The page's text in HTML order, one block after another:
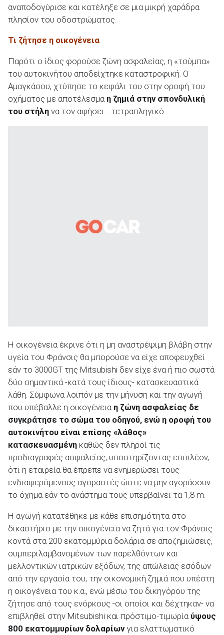
Μεταχειρισμένα
αναποδογύρισε και κατέληξε σε μια μικρή χαράδρα
πλησίον του οδοστρώματος.
Τι ζήτησε η οικογένεια
Παρότι ο ίδιος φορούσε ζώνη ασφαλείας, η «τούμπα»
του αυτοκινήτου αποδείχτηκε καταστροφική. Ο
Αμαγκάσου, χτύπησε το κεφάλι του στην οροφή του
οχήματος με αποτέλεσμα η ζημιά στην σπονδυλική
του στήλη να τον αφήσει… τετραπληγικό.
Η οικογένεια έκρινε ότι η μη αναστρέψιμη βλάβη στην
υγεία του Φράνσις θα μπορούσε να είχε αποφευχθεί
εάν το 3000GT της Mitsubishi δεν είχε ένα ή πιο σωστά
δύο σημαντικά -κατά τους ίδιους- κατασκευαστικά
λάθη. Σύμφωνα λοιπόν με την μήνυση και την αγωγή
που υπέβαλλε η οικογένεια η ζώνη ασφαλείας δε
συγκράτησε το σώμα του οδηγού, ενώ η οροφή του
αυτοκινήτου είναι επίσης «λάθος»
κατασκευασμένη καθώς δεν πληροί τις
προδιαγραφές ασφαλείας, υποστηρίζοντας επιπλέον,
ότι η εταιρεία θα έπρεπε να ενημερώσει τους
ενδιαφερόμενους αγοραστές ώστε να μην αγοράσουν
το όχημα εάν το ανάστημα τους υπερβαίνει τα 1,8 m.
Η αγωγή κατατέθηκε με κάθε επισημότητα στο
δικαστήριο με την οικογένεια να ζητά για τον Φράνσις
κοντά στα 200 εκατομμύρια δολάρια σε αποζημιώσεις,
συμπεριλαμβανομένων των παρελθόντων και
μελλοντικών ιατρικών εξόδων, της απώλειας εσόδων
από την εργασία του, την οικονομική ζημιά που υπέστη
η οικογένεια του κ.α., ενώ μέσω του δικηγόρου της
ζήτησε από τους ενόρκους -οι οποίοι και δέχτηκαν- να
επιβληθεί στην Mitsubishi και πρόστιμο-τιμωρία ύψους
800 εκατομμυρίων δολαρίωνγια ελαττωματικό